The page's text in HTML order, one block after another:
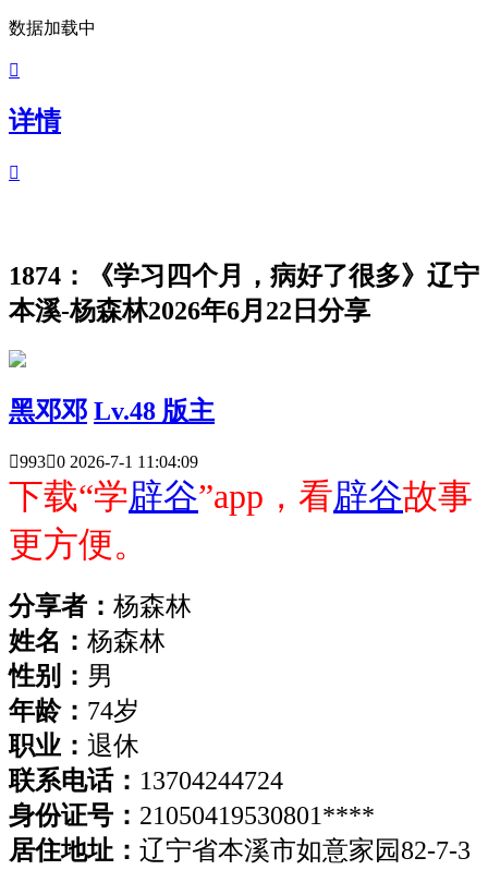
数据加载中

详情

1874：《学习四个月，病好了很多》辽宁
本溪-杨森林2026年6月22日分享
黑邓邓 Lv.48 版主
9930 2026-7-1 11:04:09
下载“学辟谷”app，看辟谷故事
更方便。
分享者： 杨森林
姓名： 杨森林
性别： 男
年龄： 74岁
职业： 退休
联系电话： 13704244724
身份证号： 21050419530801****
居住地址： 辽宁省本溪市如意家园 82-7-3